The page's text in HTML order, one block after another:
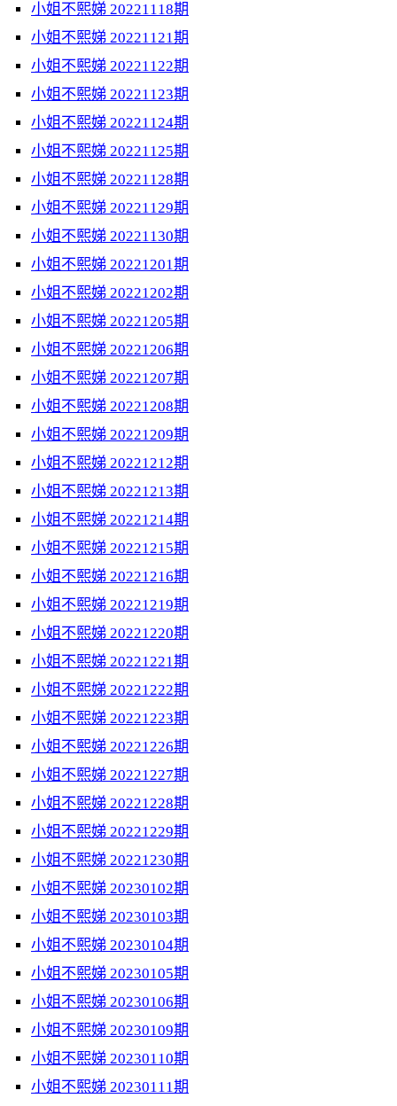
小姐不熙娣 20221118期
小姐不熙娣 20221121期
小姐不熙娣 20221122期
小姐不熙娣 20221123期
小姐不熙娣 20221124期
小姐不熙娣 20221125期
小姐不熙娣 20221128期
小姐不熙娣 20221129期
小姐不熙娣 20221130期
小姐不熙娣 20221201期
小姐不熙娣 20221202期
小姐不熙娣 20221205期
小姐不熙娣 20221206期
小姐不熙娣 20221207期
小姐不熙娣 20221208期
小姐不熙娣 20221209期
小姐不熙娣 20221212期
小姐不熙娣 20221213期
小姐不熙娣 20221214期
小姐不熙娣 20221215期
小姐不熙娣 20221216期
小姐不熙娣 20221219期
小姐不熙娣 20221220期
小姐不熙娣 20221221期
小姐不熙娣 20221222期
小姐不熙娣 20221223期
小姐不熙娣 20221226期
小姐不熙娣 20221227期
小姐不熙娣 20221228期
小姐不熙娣 20221229期
小姐不熙娣 20221230期
小姐不熙娣 20230102期
小姐不熙娣 20230103期
小姐不熙娣 20230104期
小姐不熙娣 20230105期
小姐不熙娣 20230106期
小姐不熙娣 20230109期
小姐不熙娣 20230110期
小姐不熙娣 20230111期